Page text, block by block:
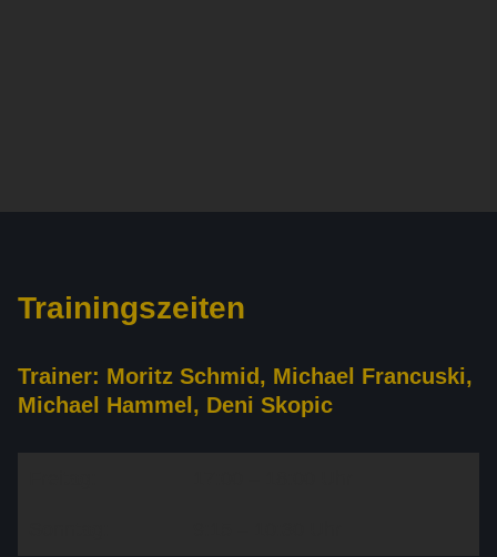
Trainingszeiten
Trainer: Moritz Schmid, Michael Francuski,
Michael Hammel, Deni Skopic